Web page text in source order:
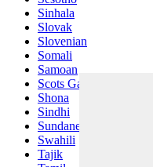
Sinhala
Slovak
Slovenian
Somali
Samoan
Scots Gaelic
Shona
Sindhi
Sundanese
Swahili
Tajik